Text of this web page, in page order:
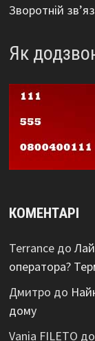
Зворотній
Як
КОМЕНТАРІ
Terranceдо
оператора?
Дмитро до
дому
Vania FILETO до